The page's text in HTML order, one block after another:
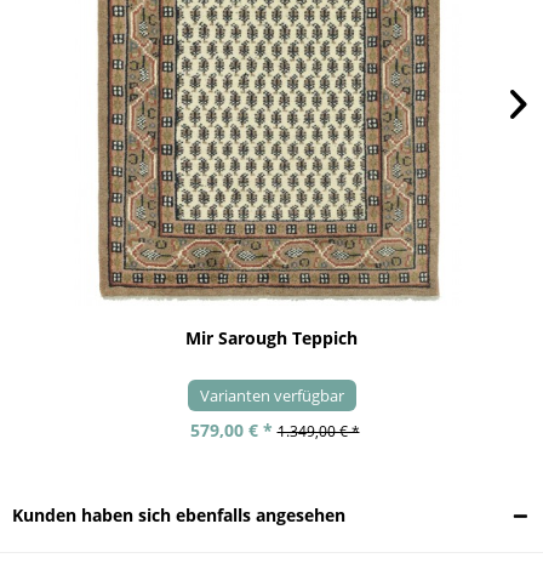
Mir Sarough Teppich
Varianten verfügbar
579,00 € * 1.349,00 € *
Kunden haben sich ebenfalls angesehen